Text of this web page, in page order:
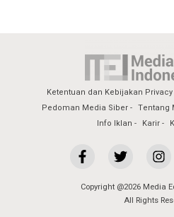
Ketentuan dan Kebijakan Privacy
Pedoman Media Siber
Tentang
Info Iklan
Karir
Copyright @2026 Media
All Rights